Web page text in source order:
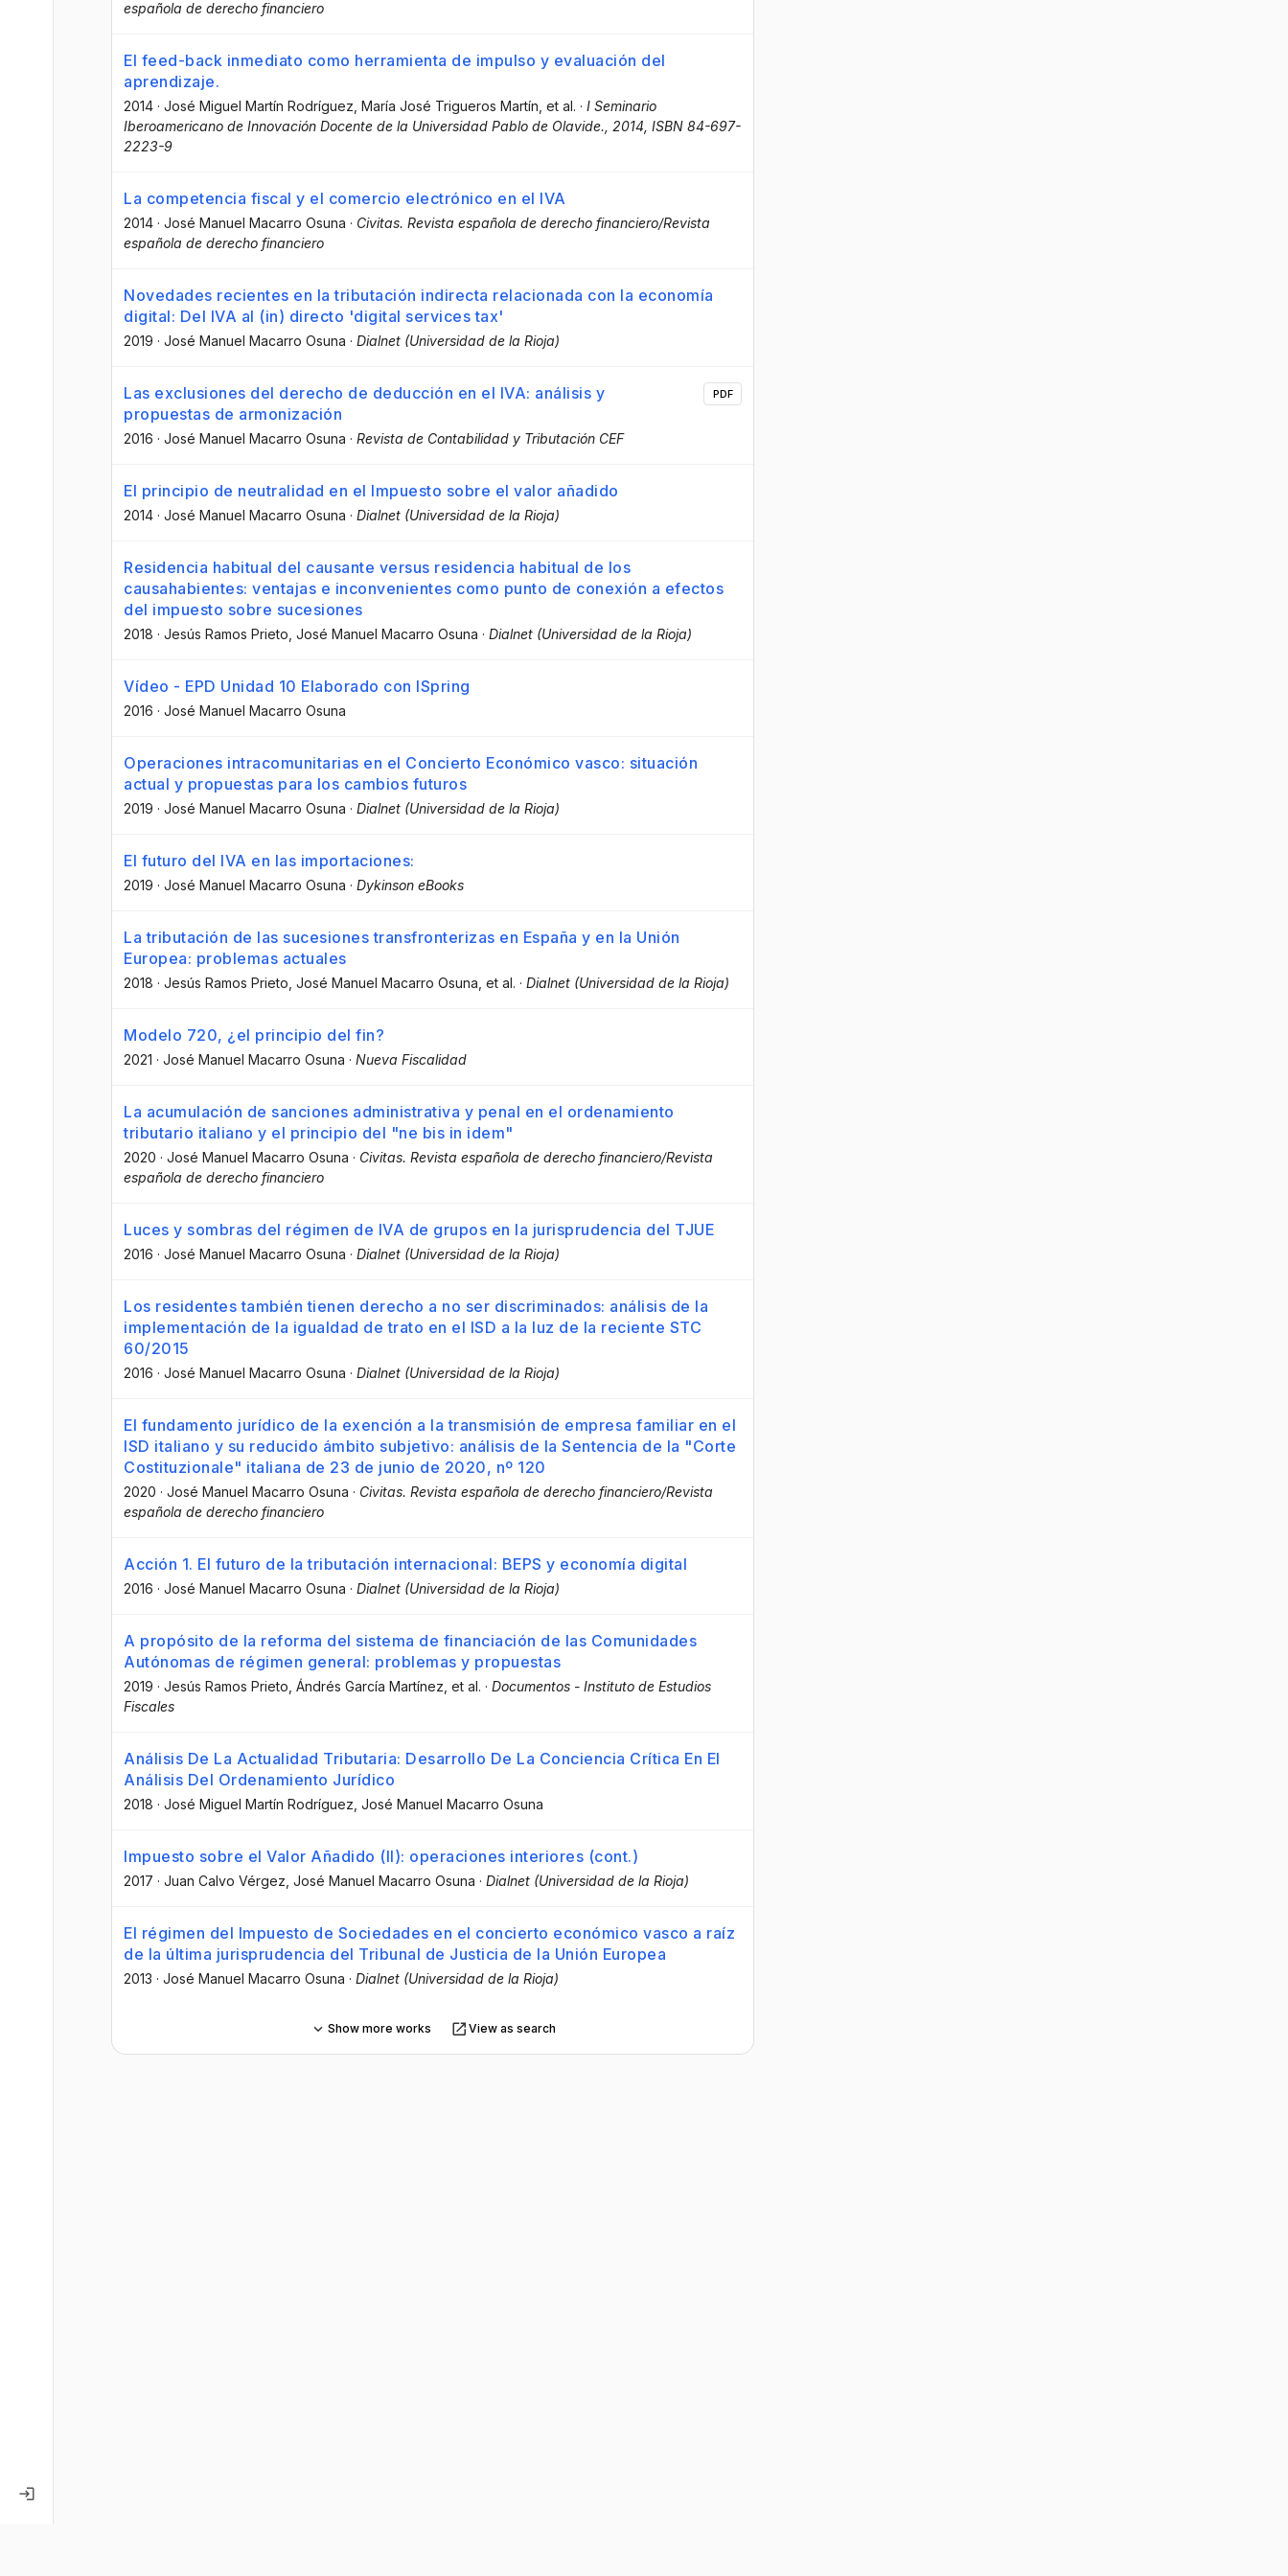
española de derecho financiero
El feed-back inmediato como herramienta de impulso y evaluación del
aprendizaje.
2014 · José Miguel Martín Rodríguez , María José Trigueros Martín , et al. · I Seminario
Iberoamericano de Innovación Docente de la Universidad Pablo de Olavide., 2014, ISBN 84-697-
2223-9
La competencia fiscal y el comercio electrónico en el IVA
2014 · José Manuel Macarro Osuna · Civitas. Revista española de derecho financiero/Revista
española de derecho financiero
Novedades recientes en la tributación indirecta relacionada con la economía
digital: Del IVA al (in) directo 'digital services tax'
2019 · José Manuel Macarro Osuna · Dialnet (Universidad de la Rioja)
Las exclusiones del derecho de deducción en el IVA: análisis y
propuestas de armonización
2016 · José Manuel Macarro Osuna · Revista de Contabilidad y Tributación CEF
PDF
El principio de neutralidad en el Impuesto sobre el valor añadido
2014 · José Manuel Macarro Osuna · Dialnet (Universidad de la Rioja)
Residencia habitual del causante versus residencia habitual de los
causahabientes: ventajas e inconvenientes como punto de conexión a efectos
del impuesto sobre sucesiones
2018 · Jesús Ramos Prieto , José Manuel Macarro Osuna · Dialnet (Universidad de la Rioja)
Vídeo - EPD Unidad 10 Elaborado con ISpring
2016 · José Manuel Macarro Osuna
Operaciones intracomunitarias en el Concierto Económico vasco: situación
actual y propuestas para los cambios futuros
2019 · José Manuel Macarro Osuna · Dialnet (Universidad de la Rioja)
El futuro del IVA en las importaciones:
2019 · José Manuel Macarro Osuna · Dykinson eBooks
La tributación de las sucesiones transfronterizas en España y en la Unión
Europea: problemas actuales
2018 · Jesús Ramos Prieto , José Manuel Macarro Osuna , et al. · Dialnet (Universidad de la Rioja)
Modelo 720, ¿el principio del fin?
2021 · José Manuel Macarro Osuna · Nueva Fiscalidad
La acumulación de sanciones administrativa y penal en el ordenamiento
tributario italiano y el principio del "ne bis in idem"
2020 · José Manuel Macarro Osuna · Civitas. Revista española de derecho financiero/Revista
española de derecho financiero
Luces y sombras del régimen de IVA de grupos en la jurisprudencia del TJUE
2016 · José Manuel Macarro Osuna · Dialnet (Universidad de la Rioja)
Los residentes también tienen derecho a no ser discriminados: análisis de la
implementación de la igualdad de trato en el ISD a la luz de la reciente STC
60/2015
2016 · José Manuel Macarro Osuna · Dialnet (Universidad de la Rioja)
El fundamento jurídico de la exención a la transmisión de empresa familiar en el
ISD italiano y su reducido ámbito subjetivo: análisis de la Sentencia de la "Corte
Costituzionale" italiana de 23 de junio de 2020, nº 120
2020 · José Manuel Macarro Osuna · Civitas. Revista española de derecho financiero/Revista
española de derecho financiero
Acción 1. El futuro de la tributación internacional: BEPS y economía digital
2016 · José Manuel Macarro Osuna · Dialnet (Universidad de la Rioja)
A propósito de la reforma del sistema de financiación de las Comunidades
Autónomas de régimen general: problemas y propuestas
2019 · Jesús Ramos Prieto , Ándrés García Martínez , et al. · Documentos - Instituto de Estudios
Fiscales
Análisis De La Actualidad Tributaria: Desarrollo De La Conciencia Crítica En El
Análisis Del Ordenamiento Jurídico
2018 · José Miguel Martín Rodríguez , José Manuel Macarro Osuna
Impuesto sobre el Valor Añadido (II): operaciones interiores (cont.)
2017 · Juan Calvo Vérgez , José Manuel Macarro Osuna · Dialnet (Universidad de la Rioja)
El régimen del Impuesto de Sociedades en el concierto económico vasco a raíz
de la última jurisprudencia del Tribunal de Justicia de la Unión Europea
2013 · José Manuel Macarro Osuna · Dialnet (Universidad de la Rioja)
Show more works View as search